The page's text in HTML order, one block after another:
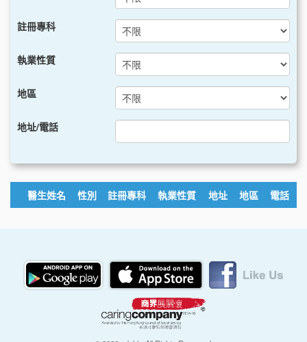
註冊專科
執業性質
地區
地址/電話
醫生姓名 性別 註冊專科 執業性質 地址 地區 電話